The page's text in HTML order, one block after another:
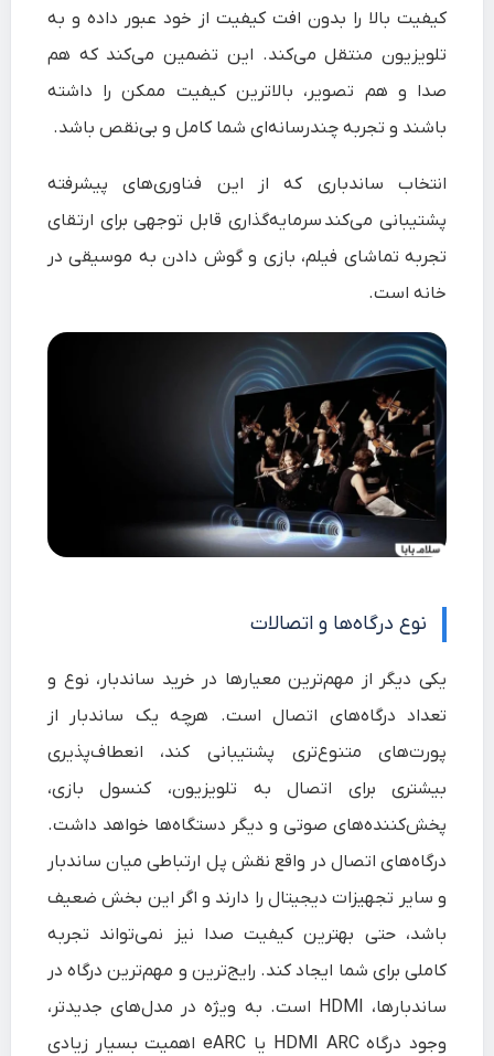
کیفیت بالا را بدون افت کیفیت از خود عبور داده و به
تلویزیون منتقل می‌کند. این تضمین می‌کند که هم
صدا و هم تصویر، بالاترین کیفیت ممکن را داشته
باشند و تجربه چندرسانه‌ای شما کامل و بی‌نقص باشد.
انتخاب ساندباری که از این فناوری‌های پیشرفته
پشتیبانی می‌کند سرمایه‌گذاری قابل توجهی برای ارتقای
تجربه تماشای فیلم، بازی و گوش دادن به موسیقی در
خانه است.
نوع درگاه‌ها و اتصالات
یکی دیگر از مهم‌ترین معیارها در خرید ساندبار، نوع و
تعداد درگاه‌های اتصال است. هرچه یک ساندبار از
پورت‌های متنوع‌تری پشتیبانی کند، انعطاف‌پذیری
بیشتری برای اتصال به تلویزیون، کنسول بازی،
پخش‌کننده‌های صوتی و دیگر دستگاه‌ها خواهد داشت.
درگاه‌های اتصال در واقع نقش پل ارتباطی میان ساندبار
و سایر تجهیزات دیجیتال را دارند و اگر این بخش ضعیف
باشد، حتی بهترین کیفیت صدا نیز نمی‌تواند تجربه
کاملی برای شما ایجاد کند. رایج‌ترین و مهم‌ترین درگاه در
ساندبارها، HDMI است. به‌ ویژه در مدل‌های جدیدتر،
وجود درگاه HDMI ARC یا eARC اهمیت بسیار زیادی